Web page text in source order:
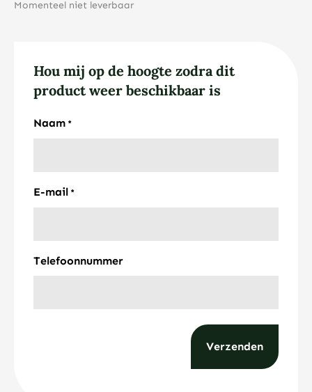
Momenteel niet leverbaar
Hou mij op de hoogte zodra dit
product weer beschikbaar is
Naam *
E-mail *
Telefoonnummer